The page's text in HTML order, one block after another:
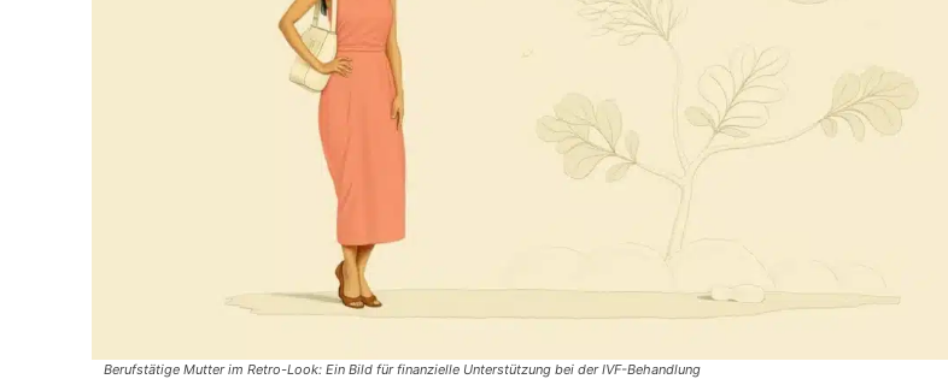
Berufstätige Mutter im Retro-Look: Ein Bild für finanzielle Unterstützung bei der IVF-Behandlung